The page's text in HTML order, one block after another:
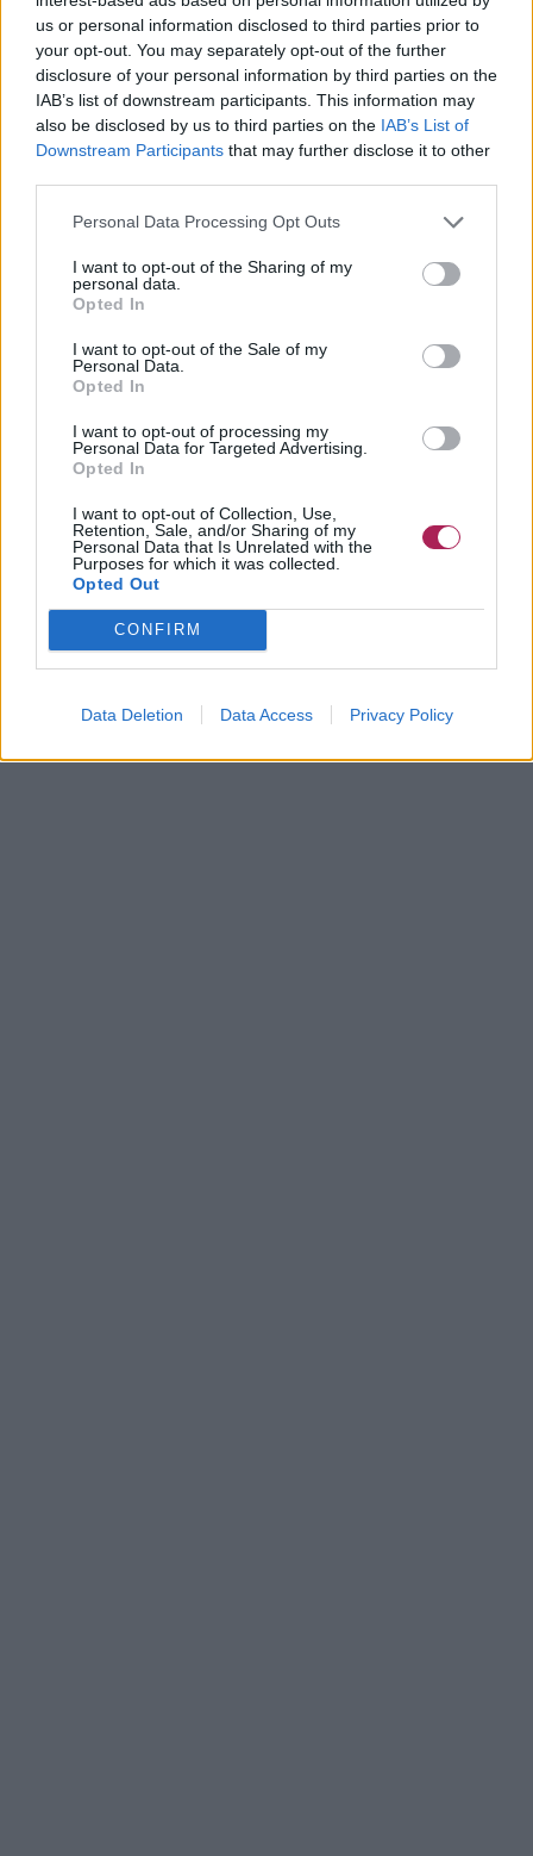
us or personal information disclosed to third parties prior to
your opt-out. You may separately opt-out of the further
disclosure of your personal information by third parties on the
IAB’s list of downstream participants. This information may
also be disclosed by us to third parties on the IAB’s List of
Downstream Participants that may further disclose it to other
Personal Data Processing Opt Outs
I want to opt-out of the Sharing of my
personal data.
Opted In
I want to opt-out of the Sale of my
Personal Data.
Opted In
I want to opt-out of processing my
Personal Data for Targeted Advertising.
Opted In
I want to opt-out of Collection, Use,
Retention, Sale, and/or Sharing of my
Personal Data that Is Unrelated with the
Purposes for which it was collected.
Opted Out
CONFIRM
Data Deletion Data Access Privacy Policy